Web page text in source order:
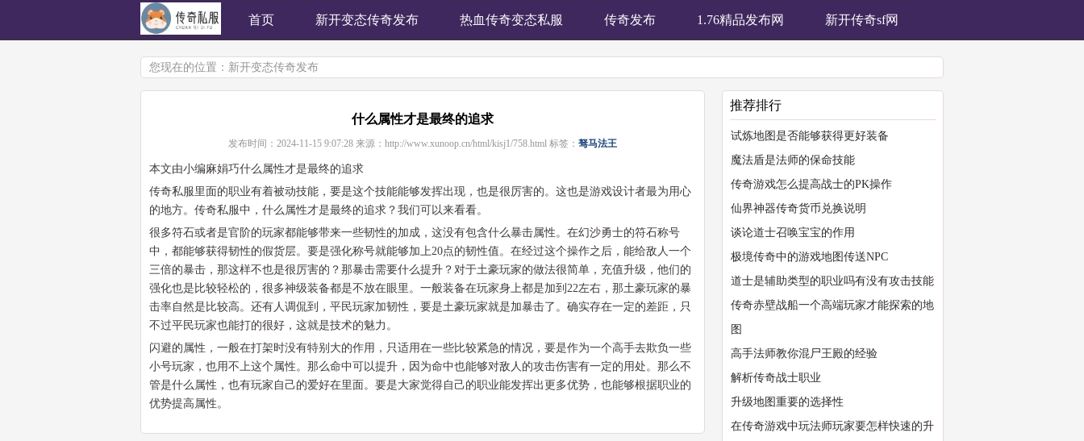
首页 新开变态传奇发布 热血传奇变态私服 传奇发布 1.76精品发布网 新开传奇sf网
您现在的位置： 新开变态传奇发布
什么属性才是最终的追求
发布时间： 2024-11-15 9:07:28 来源： http://www.xunoop.cn/html/kisj1/758.html 标签： 驽马法王
本文由小编麻娟巧什么属性才是最终的追求
传奇私服里面的职业有着被动技能，要是这个技能能够发挥出现，也是很厉害的。这也是游戏设计者最为用心
的地方。传奇私服中，什么属性才是最终的追求？我们可以来看看。
很多符石或者是官阶的玩家都能够带来一些韧性的加成，这没有包含什么暴击属性。在幻沙勇士的符石称号
中，都能够获得韧性的假货层。要是强化称号就能够加上20点的韧性值。在经过这个操作之后，能给敌人一个
三倍的暴击，那这样不也是很厉害的？那暴击需要什么提升？对于土豪玩家的做法很简单，充值升级，他们的
强化也是比较轻松的，很多神级装备都是不放在眼里。一般装备在玩家身上都是加到22左右，那土豪玩家的暴
击率自然是比较高。还有人调侃到，平民玩家加韧性，要是土豪玩家就是加暴击了。确实存在一定的差距，只
不过平民玩家也能打的很好，这就是技术的魅力。
闪避的属性，一般在打架时没有特别大的作用，只适用在一些比较紧急的情况，要是作为一个高手去欺负一些
小号玩家，也用不上这个属性。那么命中可以提升，因为命中也能够对敌人的攻击伤害有一定的用处。那么不
管是什么属性，也有玩家自己的爱好在里面。要是大家觉得自己的职业能发挥出更多优势，也能够根据职业的
优势提高属性。
推荐排行
试炼地图是否能够获得更好装备
魔法盾是法师的保命技能
传奇游戏怎么提高战士的PK操作
仙界神器传奇货币兑换说明
谈论道士召唤宝宝的作用
极境传奇中的游戏地图传送NPC
道士是辅助类型的职业吗有没有攻击技能
传奇赤壁战船一个高端玩家才能探索的地
图
高手法师教你混尸王殿的经验
解析传奇战士职业
升级地图重要的选择性
在传奇游戏中玩法师玩家要怎样快速的升